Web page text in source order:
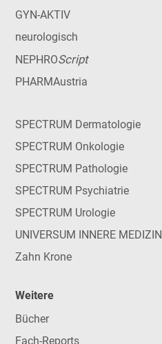
GYN-AKTIV
neurologisch
NEPHROScript
PHARMAustria
SPECTRUM Dermatologie
SPECTRUM Onkologie
SPECTRUM Pathologie
SPECTRUM Psychiatrie
SPECTRUM Urologie
UNIVERSUM INNERE MEDIZIN
Zahn Krone
Weitere
Bücher
Fach-Reports